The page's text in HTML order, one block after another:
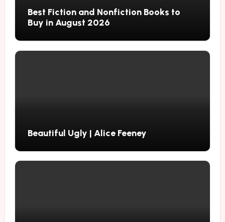
Best Fiction and Nonfiction Books to
Buy in August 2026
Beautiful Ugly | Alice Feeney